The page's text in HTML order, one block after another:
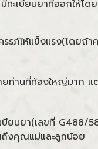
ะเบียนยาที่ออกให้โด
รภ์ให้แข็งแรง(โดยถ้า
ยท่านที่ท้องใหญ่มาก
บียนยา(เลขที่ G488/
ถึงคุณแม่และลูกน้อย